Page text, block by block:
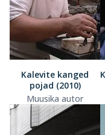
Kalevite kanged
pojad (2010)
Muusika autor